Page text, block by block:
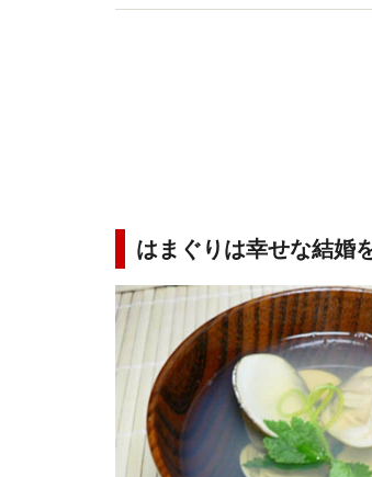
はまぐりは幸せな結婚